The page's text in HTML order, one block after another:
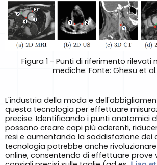
Figura 1 - Punti di riferimento rilevati
mediche. Fonte: Ghesu et al.
L'industria della moda e
questa tecnologia per effettuare
precise. Identificando i punti anatomici
possono creare capi più aderenti,
resi e aumentando la soddisfazione dei
tecnologia potrebbe anche
online, consentendo di effettuare prove